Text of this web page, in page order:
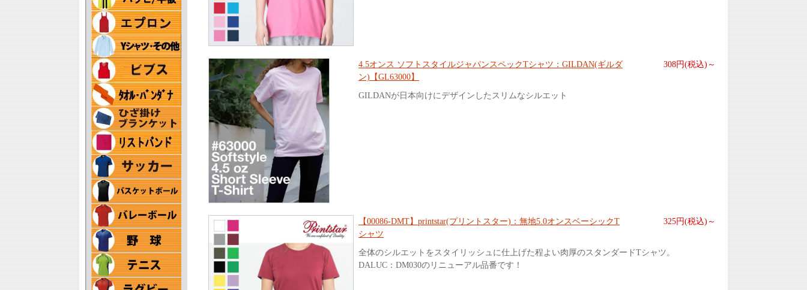
308円(税込)～
4.5オンス ソフトスタイルジャパンスペックTシャツ：GILDAN(ギルダ
ン)【GL63000】
GILDANが日本向けにデザインしたスリムなシルエット
325円(税込)～
【00086-DMT】printstar(プリントスター)：無地5.0オンスベーシックT
シャツ
全体のシルエットをスタイリッシュに仕上げた程よい肉厚のスタンダードTシャツ。
DALUC：DM030のリニューアル品番です！